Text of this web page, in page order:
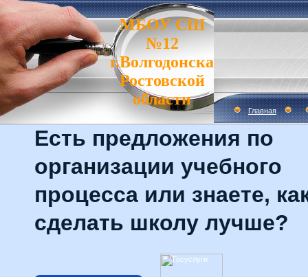
МБОУ СШ
№12
г.Волгодонска
Ростовской
области
Главная
Есть предложения по
организации учебного
процесса или знаете,
сделать школу лучше?